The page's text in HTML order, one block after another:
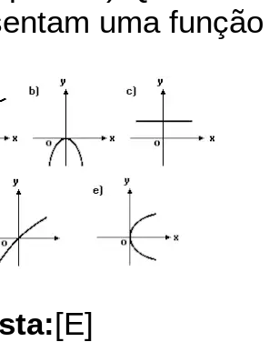
uma
[E]